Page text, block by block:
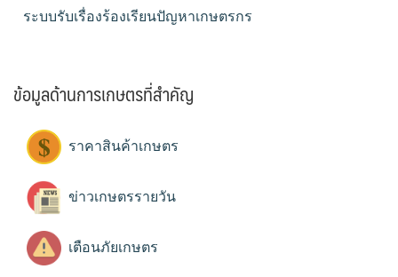
ระบบรับเรื่องร้องเรียนปัญหาเกษตรกร
ข้อมูลด้านการเกษตรที่สำคัญ
ราคาสินค้าเกษตร
ข่าวเกษตรรายวัน
เตือนภัยเกษตร